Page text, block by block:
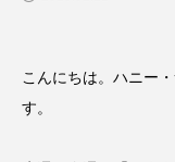
こんにちは。ハニー
す。